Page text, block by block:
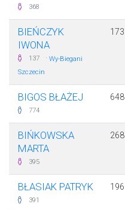
368
BIEŃCZYK
IWONA
137 · Wy-Biegani
Szczecin
173
BIGOS BŁAŻEJ
774
648
BIŃKOWSKA
MARTA
395
268
BŁASIAK PATRYK
391
196